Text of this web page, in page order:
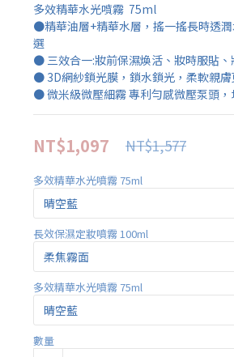
多效精華水光噴霧  75ml
●精華油層+精華水層，搖一搖長時透
選
● 三效合一:妝前保濕煥活、妝時服貼、
● 3D網紗鎖光膜，鎖水鎖光，柔軟親
● 微米級微壓細霧 專利勻感微壓泵頭
NT$1,097 NT$1,577
多效精華水光噴霧 75ml
長效保濕定妝噴霧 100ml
多效精華水光噴霧 75ml
數量